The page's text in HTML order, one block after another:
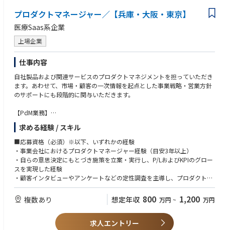
・アクションゲームの開発経験
・Steamゲームへの豊富な知見
・エンジニアやデザイナーからプランナーに転向された方
プロダクトマネージャー／【兵庫・大阪・東京】
医療Saas系企業
上場企業
仕事内容
自社製品および関連サービスのプロダクトマネジメントを担っていただき
ます。あわせて、市場・顧客の一次情報を起点とした事業戦略・営業方針
のサポートにも段階的に関与いただきます。
【PdM業務】
〇顧客・現場の声や問合せ分析にもとづく課題発見と企画立案
〇新機能・改善の要件定義、開発チームと連携したリリースまでの推進
〇プロダクトの中長期的なロードマップ策定への関与
〇将来的に担っていただきたい業務（PMM領域）
〇市場調査と顧客理解（ターゲット市場のニーズ分析、求められる価値の
特定）
〇ポジショニングとメッセージング（競合との差別化、訴求・メッセージ
〇営業方針の策定サポート（セールス・マーケ・CSが効果的に販売・サポ
ートできる体制構築）
〇製品改善へのフィードバック（顧客・現場の一次情報を開発へ提供）
〇マーケティング施策のデータ取得・振り返り
求める経験 / スキル
■応募資格（必須）※以下、いずれかの経験
・事業会社におけるプロダクトマネージャー経験（目安3年以上）
・自らの意思決定にもとづき施策を立案・実行し、P/LおよびKPIのグロー
スを実現した経験
・顧客インタビューやアンケートなどの定性調査を主導し、プロダクトや
事業の意思決定につなげた経験
・エンジニア・デザイナー・セールス・CSなど複数のステークホルダーと
協働したプロジェクト推進経験
・AIツールを業務・分析に活用した経験、または生成AIを活用した業務基
複数あり 想定年収 800 万円 ~ 1,200 万円
求人エントリー